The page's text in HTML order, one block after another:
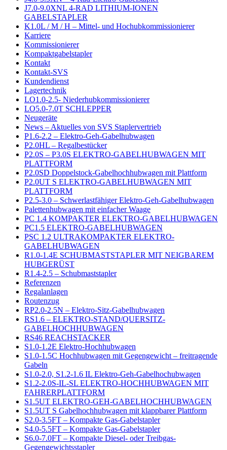
J7.0-9.0XNL 4-RAD LITHIUM-IONEN
GABELSTAPLER
K1.0L / M / H – Mittel- und Hochubkommissionierer
Karriere
Kommissionierer
Kompaktgabelstapler
Kontakt
Kontakt-SVS
Kundendienst
Lagertechnik
LO1.0-2.5- Niederhubkommissionierer
LO5.0-7.0T SCHLEPPER
Neugeräte
News – Aktuelles von SVS Staplervertrieb
P1.6-2.2 – Elektro-Geh-Gabelhubwagen
P2.0HL – Regalbestücker
P2.0S – P3.0S ELEKTRO-GABELHUBWAGEN MIT
PLATTFORM
P2.0SD Doppelstock-Gabelhochhubwagen mit Plattform
P2.0UT S ELEKTRO-GABELHUBWAGEN MIT
PLATTFORM
P2.5-3.0 – Schwerlastfähiger Elektro-Geh-Gabelhubwagen
Palettenhubwagen mit einfacher Waage
PC 1.4 KOMPAKTER ELEKTRO-GABELHUBWAGEN
PC1.5 ELEKTRO-GABELHUBWAGEN
PSC 1.2 ULTRAKOMPAKTER ELEKTRO-
GABELHUBWAGEN
R1.0-1.4E SCHUBMASTSTAPLER MIT NEIGBAREM
HUBGERÜST
R1.4-2.5 – Schubmaststapler
Referenzen
Regalanlagen
Routenzug
RP2.0-2.5N – Elektro-Sitz-Gabelhubwagen
RS1.6 – ELEKTRO-STAND/QUERSITZ-
GABELHOCHHUBWAGEN
RS46 REACHSTACKER
S1.0-1.2E Elektro-Hochhubwagen
S1.0-1.5C Hochhubwagen mit Gegengewicht – freitragende
Gabeln
S1.0-2.0, S1.2-1.6 IL Elektro-Geh-Gabelhochubwagen
S1.2-2.0S-IL-SL ELEKTRO-HOCHHUBWAGEN MIT
FAHRERPLATTFORM
S1.5UT ELEKTRO-GEH-GABELHOCHHUBWAGEN
S1.5UT S Gabelhochhubwagen mit klappbarer Plattform
S2.0-3.5FT – Kompakte Gas-Gabelstapler
S4.0-5.5FT – Kompakte Gas-Gabelstapler
S6.0-7.0FT – Kompakte Diesel- oder Treibgas-
Gegengewichtsstapler